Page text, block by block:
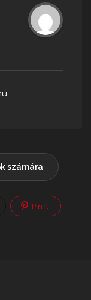
számára
Pin It